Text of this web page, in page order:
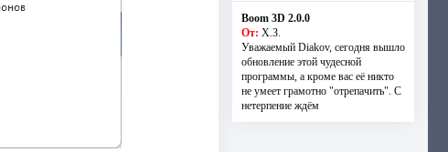
Boom 3D 2.0.0
От: Х.З.
Уважаемый Diakov, сегодня вышло
обновление этой чудесной
программы, а кроме вас её никто
не умеет грамотно "отрепачить". С
нетерпение ждём